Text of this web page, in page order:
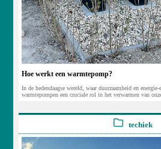
Hoe werkt een warmtepomp?
In de hedendaagse wereld, waar duurzaamheid en
warmtepompen een cruciale rol in het verwarmen van
techiek